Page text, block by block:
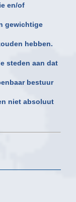
en/of
gewichtige
hebben.
steden aan dat
bestuur
niet absoluut